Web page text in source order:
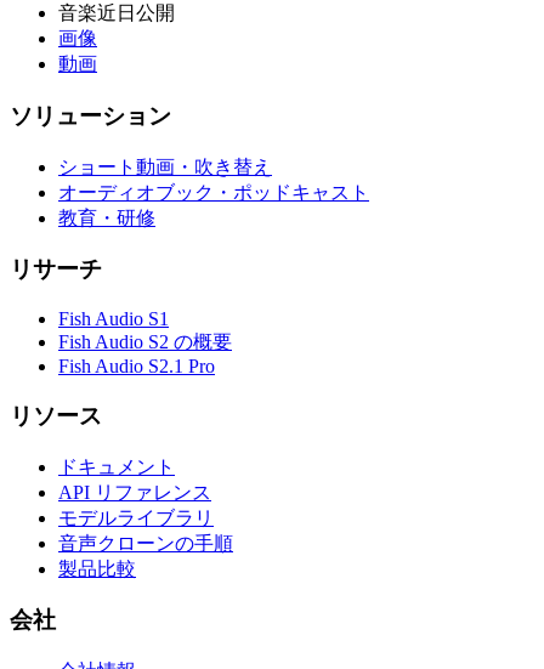
音楽近日公開
画像
動画
ソリューション
ショート動画・吹き替え
オーディオブック・ポッドキャスト
教育・研修
リサーチ
Fish Audio S1
Fish Audio S2 の概要
Fish Audio S2.1 Pro
リソース
ドキュメント
API リファレンス
モデルライブラリ
音声クローンの手順
製品比較
会社